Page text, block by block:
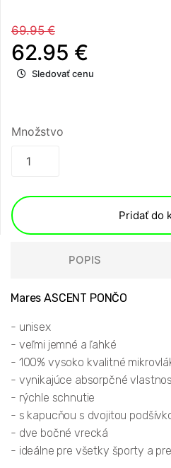
69.95 €
62.95 €
Sledovať cenu
Množstvo
Pridať do
POPIS
Mares ASCENT PONČO
- unisex
- veľmi jemné a ľahké
- 100% vysoko kvalitné
- vynikajúce absorpčné
- rýchle schnutie
- s kapucňou s dvojitou
- dve bočné vrecká
- ideálne pre všetky športy a